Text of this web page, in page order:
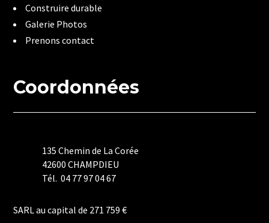
Construire durable
Galerie Photos
Prenons contact
Coordonnées
135 Chemin de La Corée
42600 CHAMPDIEU
Tél. 04 77 97 04 67
SARL au capital de 271 759 €
Politique de Confidentialité